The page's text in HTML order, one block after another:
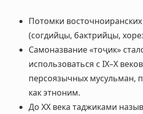
Потомки
(согдийцы, бактрийцы,
Самоназвание «тоҷик»
использоваться с IX–X
персоязычных мусульман,
как этноним.
До XX века таджиками